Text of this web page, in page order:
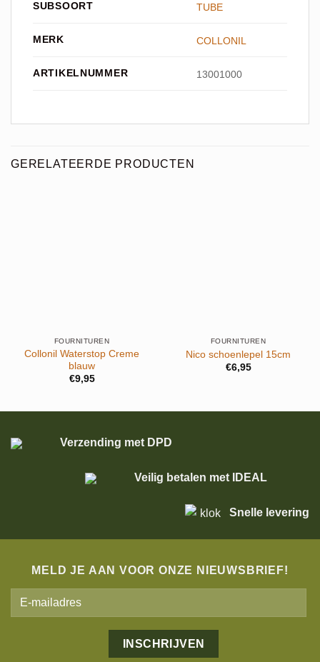
SUBSOORT TUBE
MERK COLLONIL
ARTIKELNUMMER 13001000
GERELATEERDE PRODUCTEN
FOURNITUREN
Collonil Waterstop Creme
blauw
€9,95
FOURNITUREN
Nico schoenlepel 15cm
€6,95
Verzending met DPD
Veilig betalen met IDEAL
Snelle levering
MELD JE AAN VOOR ONZE NIEUWSBRIEF!